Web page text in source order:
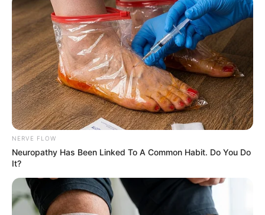
Men, You Don't Need Viagra If You Do This Once A
Day
MEDVI
NERVE FLOW
Neuropathy Has Been Linked To A Common Habit. Do You Do
It?